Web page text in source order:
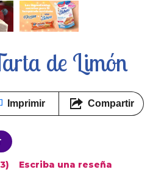
de Limón
Imprimir Compartir
Escriba una reseña